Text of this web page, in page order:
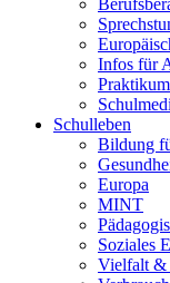
Infos für
Schulleben
Bildung
Europa
MINT
Soziales
Vielfalt &